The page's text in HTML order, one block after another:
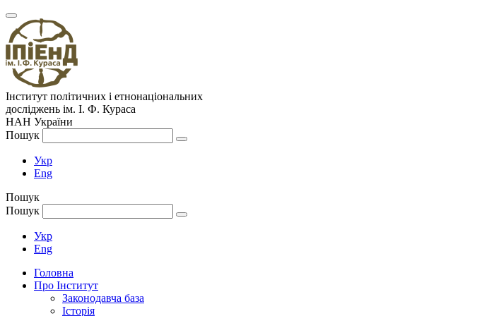
Інститут політичних і етнонаціональних
досліджень ім. І. Ф. Кураса
НАН України
Пошук
Укр
Eng
Пошук
Пошук
Укр
Eng
Головна
Про Інститут
Законодавча база
Історія